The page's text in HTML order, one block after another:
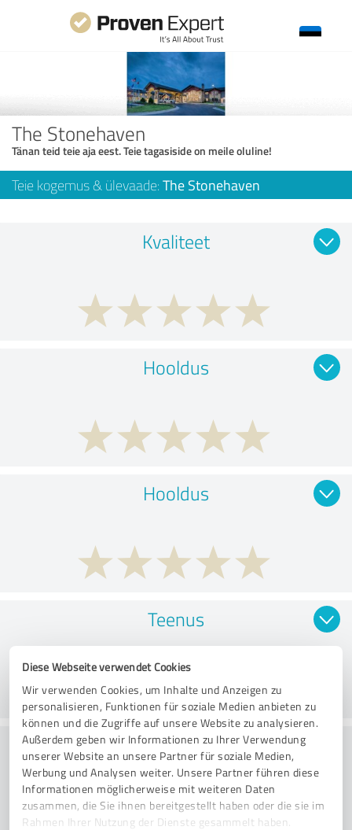
Diese Webseite verwendet Cookies
Wir verwenden Cookies, um Inhalte und Anzeigen zu
personalisieren, Funktionen für soziale Medien anbieten zu
können und die Zugriffe auf unsere Website zu analysieren.
Außerdem geben wir Informationen zu Ihrer Verwendung
unserer Website an unsere Partner für soziale Medien,
Werbung und Analysen weiter. Unsere Partner führen diese
Informationen möglicherweise mit weiteren Daten
zusammen, die Sie ihnen bereitgestellt haben oder die sie im
Rahmen Ihrer Nutzung der Dienste gesammelt haben.
The Stonehaven
Tänan teid teie aja eest. Teie tagasiside on meile oluline!
Teie kogemus & ülevaade: The Stonehaven
Kvaliteet
Hooldus
Hooldus
Teenus
Atmosfäär